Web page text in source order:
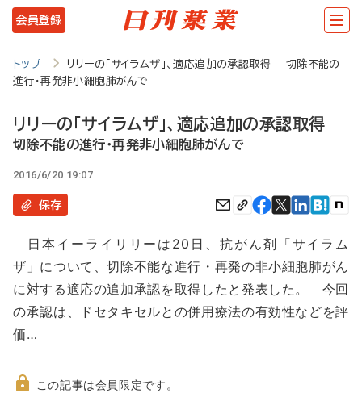
メ
イ
コ
テ
ツ
に
動
会員登録
トップ
リリーの「サイラムザ」、適応追加の承認取得 切除不能の
進行・再発非小細胞肺がんで
リリーの「サイラムザ」、適応追加の承認取得
切除不能の進行・再発非小細胞肺がんで
2016/6/20 19:07
保存
日本イーライリリーは20日、抗がん剤「サイラム
ザ」について、切除不能な進行・再発の非小細胞肺がん
に対する適応の追加承認を取得したと発表した。 今回
の承認は、ドセタキセルとの併用療法の有効性などを評
価…
この記事は会員限定です。